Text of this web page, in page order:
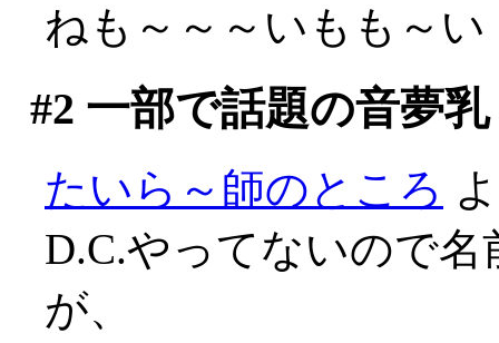
ねも～～～いもも～い
#2 一部で話題の音夢乳
たいら～師のところ
D.C.やってないので
が、